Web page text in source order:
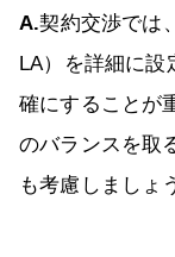
A.契約交渉では
LA）を詳細に設
確にすることが
のバランスを取
も考慮しましょ